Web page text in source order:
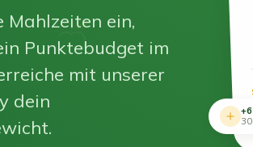
Mahlzeiten ein,
Punktebudget im
mit unserer
dein